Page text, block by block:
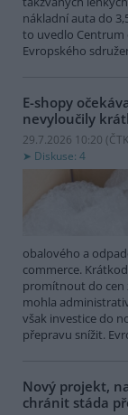
nákladní auta do
to uvedlo Centrum
Evropského
E-shopy
nevyloučily
29.7.2026 10:20 (ČTK
Diskuse: 4
obalového a
commerce.
promítnout do cen
mohla
však investice do
přepravu snížit.
Nový projekt,
chránit stáda